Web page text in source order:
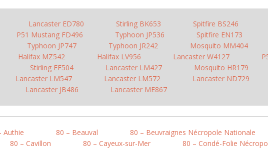
Lancaster ED780 Stirling BK653 Spitfire BS246
P51 Mustang FD496 Typhoon JP536 Spitfire EN173
Typhoon JP747 Typhoon JR242 Mosquito MM404
Halifax MZ542 Halifax LV956 Lancaster W4127
Stirling EF504 Lancaster LM427 Mosquito HR179
Lancaster LM547 Lancaster LM572 Lancaster ND729
Lancaster JB486
Lancaster ME867
Authie 80 – Beauval 80 – Beuvraignes Nécropole Nationale
80 – Cavillon 80 – Cayeux-sur-Mer
80 – Condé-Folie